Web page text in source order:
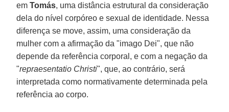
emTomás, uma distância estrutural da consideração
dela do nível corpóreo e sexual de identidade. Nessa
diferença se move, assim, uma consideração da
mulher com a afirmação da "imago Dei", que não
depende da referência corporal, e com a negação da
"repraesentatio Christi", que, ao contrário, será
interpretada como normativamente determinada pela
referência ao corpo.